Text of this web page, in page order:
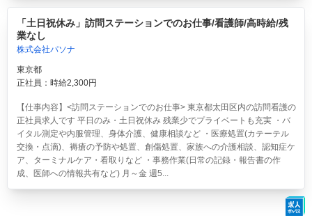
「土日祝休み」訪問ステーションでのお仕事/看護師/高時給/残
業なし
株式会社パソナ
東京都
正社員：時給2,300円
【仕事内容】<訪問ステーションでのお仕事> 東京都太田区内の訪問看護の
正社員求人です 平日のみ・土日祝休み 残業少でプライベートも充実 ・バ
イタル測定や内服管理、身体介護、健康相談など ・医療処置(カテーテル
交換・点滴)、褥瘡の予防や処置、創傷処置、家族への介護相談、認知症ケ
ア、ターミナルケア・看取りなど ・事務作業(日常の記録・報告書の作
成、医師への情報共有など) 月～金 週5...